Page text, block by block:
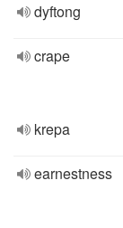
dyftong
crape
krepa
earnestness